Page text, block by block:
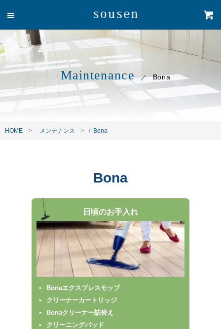
Maintenance Bona
HOME メンテナンス / Bona
Bona
日頃のお手入れ
Bonaエクスプレスモップ
クリーナーカートリッジ
Bonaクリーナー詰替え
クリーニングパッド